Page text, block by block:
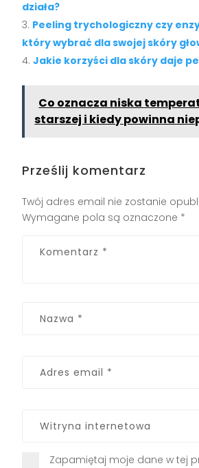
działa?
Peeling trychologiczny czy
który wybrać dla swojej skóry
Jakie korzyści dla skóry daje
Co oznacza niska
starszej i kiedy powinna
Prześlij komentarz
Twój adres email nie zostanie
Wymagane pola są oznaczone *
Zapamiętaj moje dane w tej